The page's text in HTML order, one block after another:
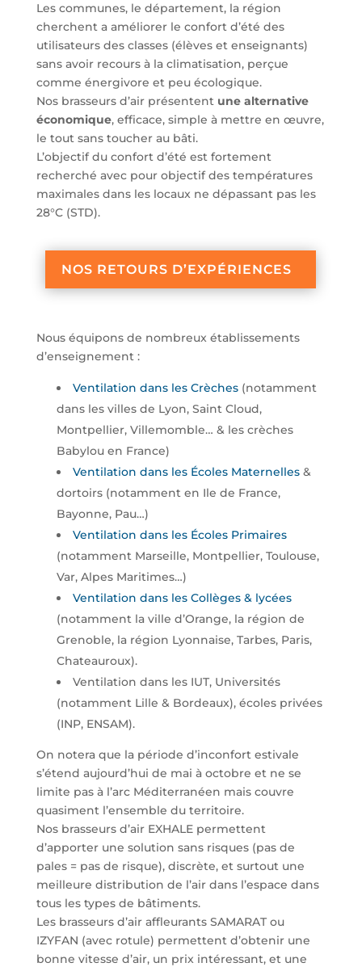
Les communes, le département, la région
cherchent a améliorer le confort d’été des
utilisateurs des classes (élèves et enseignants)
sans avoir recours à la climatisation, perçue
comme énergivore et peu écologique.
Nos brasseurs d’air présentent une alternative
économique, efficace, simple à mettre en œuvre,
le tout sans toucher au bâti.
L’objectif du confort d’été est fortement
recherché avec pour objectif des températures
maximales dans les locaux ne dépassant pas les
28°C (STD).
NOS RETOURS D’EXPÉRIENCES
Nous équipons de nombreux établissements
d’enseignement :
Ventilation dans les Crèches(notamment
dans les villes de Lyon, Saint Cloud,
Montpellier, Villemomble… & les crèches
Babylou en France)
Ventilation dans les Écoles Maternelles&
dortoirs (notamment en Ile de France,
Bayonne, Pau…)
Ventilation dans les Écoles Primaires
(notamment Marseille, Montpellier, Toulouse,
Var, Alpes Maritimes…)
Ventilation dans les Collèges & lycées
(notamment la ville d’Orange, la région de
Grenoble, la région Lyonnaise, Tarbes, Paris,
Chateauroux).
Ventilation dans les IUT, Universités
(notamment Lille & Bordeaux), écoles privées
(INP, ENSAM).
On notera que la période d’inconfort estivale
s’étend aujourd’hui de mai à octobre et ne se
limite pas à l’arc Méditerranéen mais couvre
quasiment l’ensemble du territoire.
Nos brasseurs d’air EXHALE permettent
d’apporter une solution sans risques (pas de
pales = pas de risque), discrète, et surtout une
meilleure distribution de l’air dans l’espace dans
tous les types de bâtiments.
Les brasseurs d’air affleurants SAMARAT ou
IZYFAN (avec rotule) permettent d’obtenir une
bonne vitesse d’air, un prix intéressant, et une